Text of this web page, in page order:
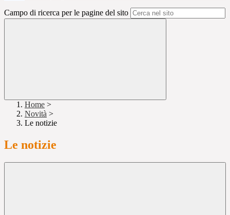
Campo di ricerca per le pagine del sito
Home >
Novità >
Le notizie
Le notizie